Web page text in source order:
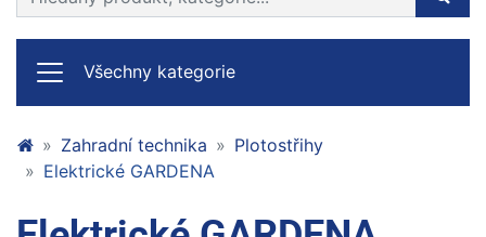
Všechny kategorie
Zahradní technika
Plotostřihy
Elektrické GARDENA